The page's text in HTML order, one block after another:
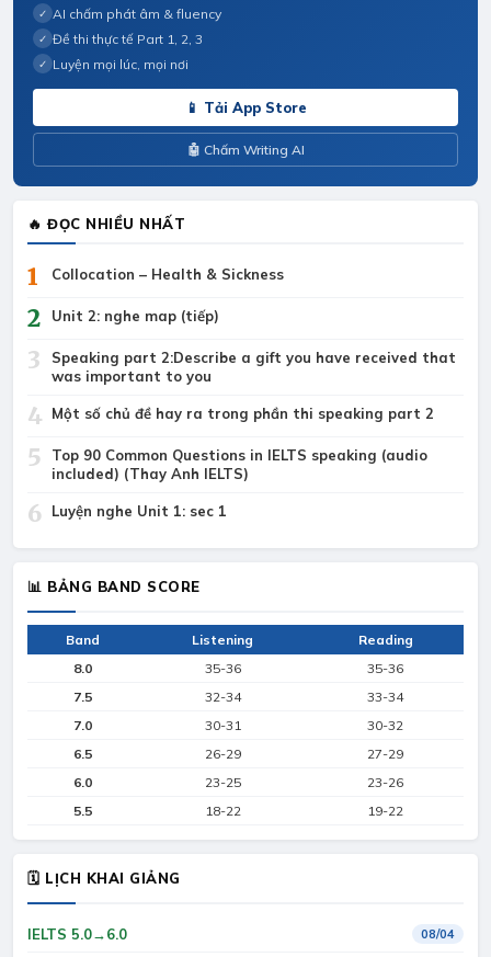
✓ AI chấm phát âm & fluency
✓ Đề thi thực tế Part 1, 2, 3
✓ Luyện mọi lúc, mọi nơi
📱 Tải App Store
🤖 Chấm Writing AI
🔥 ĐỌC NHIỀU NHẤT
1 Collocation – Health & Sickness
2 Unit 2: nghe map (tiếp)
3
Speaking part 2:Describe a gift you have received that
was important to you
4 Một số chủ đề hay ra trong phần thi speaking part 2
5
Top 90 Common Questions in IELTS speaking (audio
included) (Thay Anh IELTS)
6 Luyện nghe Unit 1: sec 1
📊 BẢNG BAND SCORE
Band Listening
Reading
8.0
35-36
35-36
7.5
32-34
33-34
7.0
30-31
30-32
6.5
26-29
27-29
6.0
23-25
23-26
5.5
18-22 19-22
🗓 LỊCH KHAI GIẢNG
IELTS 5.0→6.0 08/04